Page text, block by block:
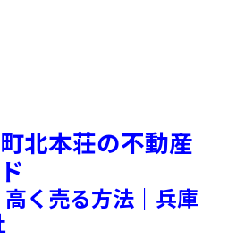
北本荘の不動産
高く売る方法｜兵庫